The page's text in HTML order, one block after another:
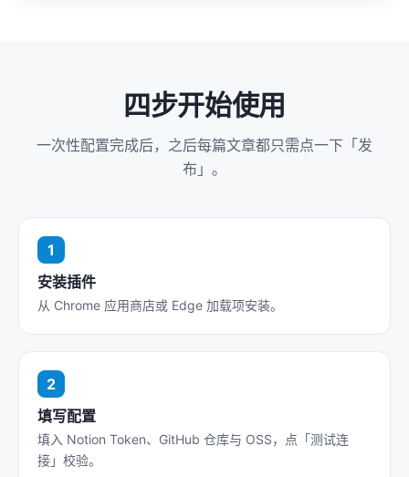
四步开始使用
一次性配置完成后，之后每篇文章都只需点一下「发
布」。
安装插件
从 Chrome 应用商店或 Edge 加载项安装。
填写配置
填入 Notion Token、GitHub 仓库与 OSS，点「测试连
接」校验。